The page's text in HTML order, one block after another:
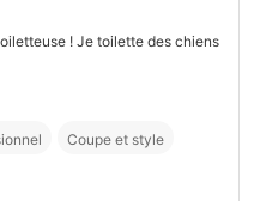
! Je toilette des chiens
Coupe et style